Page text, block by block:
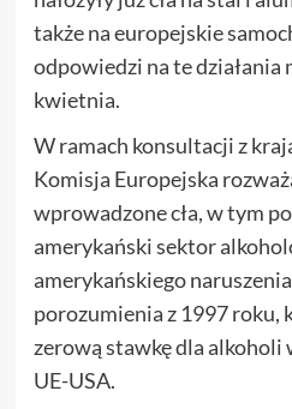
także na europejskie
odpowiedzi na te działania
kwietnia.
W ramach konsultacji z
Komisja Europejska
wprowadzone cła, w tym
amerykański sektor
amerykańskiego
porozumienia z 1997 roku,
zerową stawkę dla
UE-USA.